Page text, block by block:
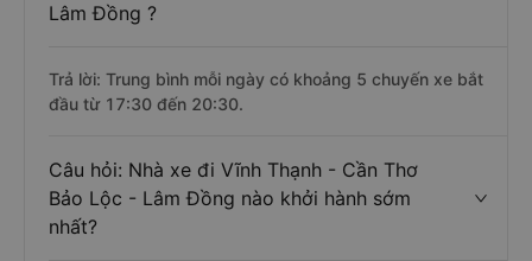
Lâm Đồng ?
Trả lời: Trung bình mỗi ngày có khoảng 5 chuyến xe bắt
đầu từ 17:30 đến 20:30.
Câu hỏi: Nhà xe đi Vĩnh Thạnh - Cần Thơ
Bảo Lộc - Lâm Đồng nào khởi hành sớm
nhất?